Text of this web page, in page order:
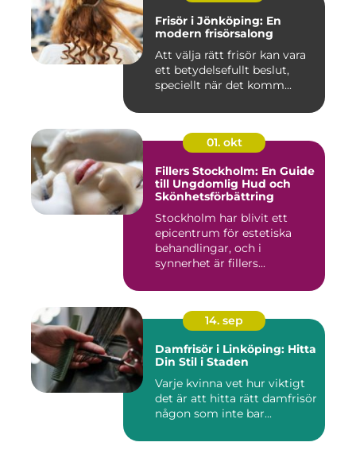
Frisör i Jönköping: En
modern frisörsalong
Att välja rätt frisör kan vara
ett betydelsefullt beslut,
speciellt när det komm...
01. okt
Fillers Stockholm: En Guide
till Ungdomlig Hud och
Skönhetsförbättring
Stockholm har blivit ett
epicentrum för estetiska
behandlingar, och i
synnerhet är fillers...
14. sep
Damfrisör i Linköping: Hitta
Din Stil i Staden
Varje kvinna vet hur viktigt
det är att hitta rätt damfrisör
någon som inte bar...